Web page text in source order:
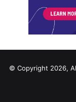
© Copyright 2026,